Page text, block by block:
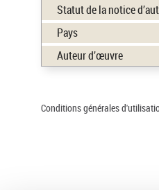
Statut de la notice
Pays
Auteur d’œuvre
Conditions générales